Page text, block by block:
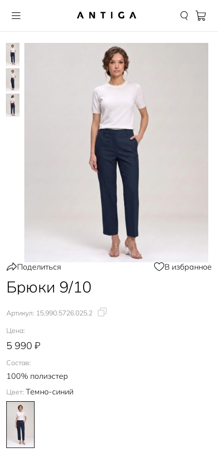
Поделиться В избранное
Брюки 9/10
Артикул: 15.990.5726.025.2
Цена:
5 990 ₽
Состав:
100% полиэстер
Цвет: Темно-синий